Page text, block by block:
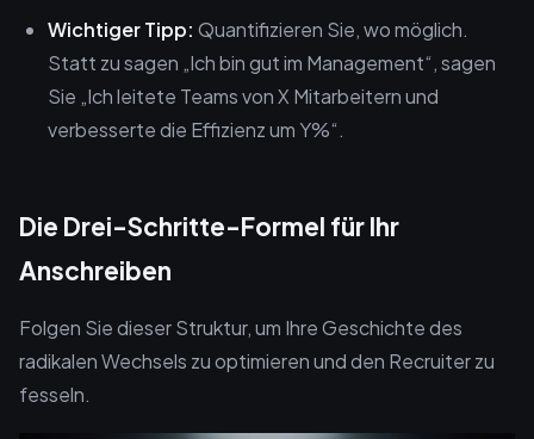
Wichtiger Tipp: Quantifizieren Sie, wo möglich.
Statt zu sagen „Ich bin gut im Management“, sagen
Sie „Ich leitete Teams von X Mitarbeitern und
verbesserte die Effizienz um Y%“.
Die Drei-Schritte-Formel für Ihr
Anschreiben
Folgen Sie dieser Struktur, um Ihre Geschichte des
radikalen Wechsels zu optimieren und den Recruiter zu
fesseln.